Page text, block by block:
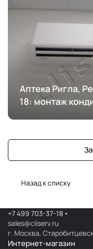
Аптека Ригла,
18: монтаж
Назад к списку
+7 499 703-37-18
sales@cliserv.ru
г. Москва,
Интернет-магазин